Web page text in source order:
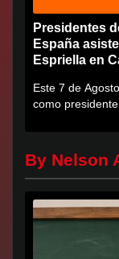
Presidentes
España
Espriella en
Este 7 de
como
By Nelson